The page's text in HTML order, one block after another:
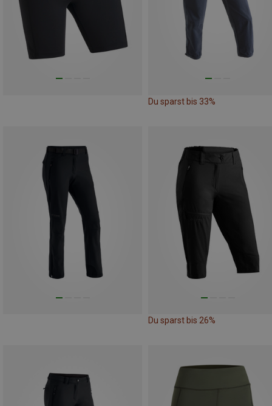
Du sparst bis 33%
Du sparst bis 26%